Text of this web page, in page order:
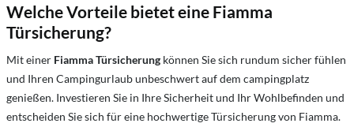
Welche Vorteile bietet eine Fiamma
Türsicherung?
Mit einer Fiamma Türsicherung können Sie sich rundum sicher fühlen
und Ihren Campingurlaub unbeschwert auf dem campingplatz
genießen. Investieren Sie in Ihre Sicherheit und Ihr Wohlbefinden und
entscheiden Sie sich für eine hochwertige Türsicherung von Fiamma.